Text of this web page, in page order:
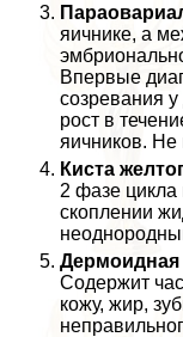
яичнике, а
Впервые
созревания
рост в
яичников. Не
Киста
2 фазе
скоплении
Дермоидная
Содержит
кожу, жир,